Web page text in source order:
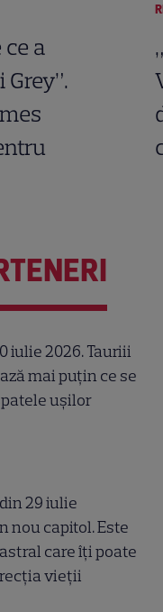
a
iulie 2026. Tauriii
mai puțin ce se
ușilor
29 iulie
nou capitol. Este
care îți poate
vieții